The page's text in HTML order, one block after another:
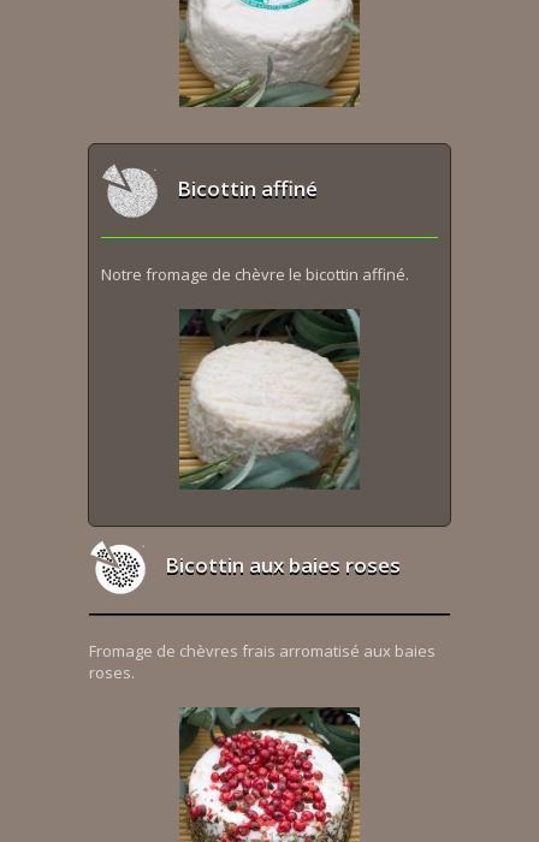
Bicottin affiné
Notre fromage de chèvre le bicottin affiné.
Bicottin aux baies roses
Fromage de chèvres frais arromatisé aux baies
roses.